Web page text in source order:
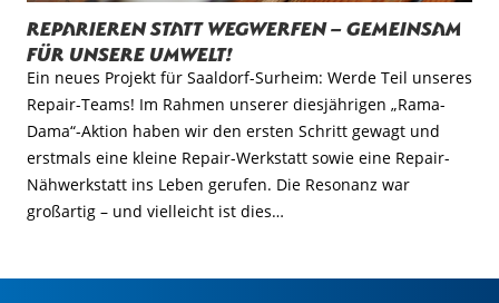
Reparieren statt Wegwerfen – Gemeinsam
für unsere Umwelt!
Ein neues Projekt für Saaldorf-Surheim: Werde Teil unseres
Repair-Teams! Im Rahmen unserer diesjährigen „Rama-
Dama“-Aktion haben wir den ersten Schritt gewagt und
erstmals eine kleine Repair-Werkstatt sowie eine Repair-
Nähwerkstatt ins Leben gerufen. Die Resonanz war
großartig – und vielleicht ist dies…